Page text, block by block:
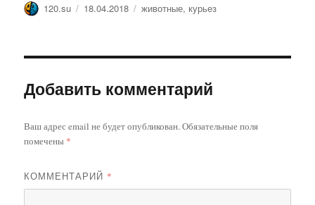
Автор
120.su Опубликовано
18.04.2018 Метки
животные, курьез
Добавить комментарий
Ваш адрес email не будет опубликован.Обязательные поля
помечены *
КОММЕНТАРИЙ *